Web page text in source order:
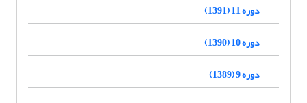
دوره 11 (1391)
دوره 10 (1390)
دوره 9 (1389)